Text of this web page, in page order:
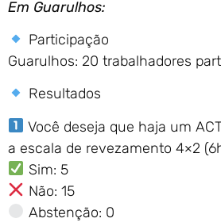
Em Guarulhos:
Participação
Guarulhos: 20 trabalhadores
Resultados
Você deseja que haja um
a escala de revezamento 4×2
Sim: 5
Não: 15
Abstenção: 0